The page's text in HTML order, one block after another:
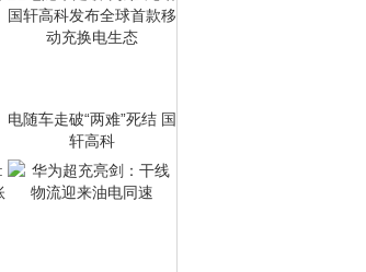
电随车走破“两难”死结 国
轩高科